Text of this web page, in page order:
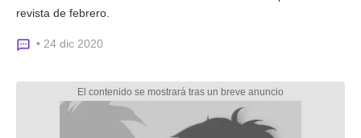
revista de febrero.
• 24 dic 2020